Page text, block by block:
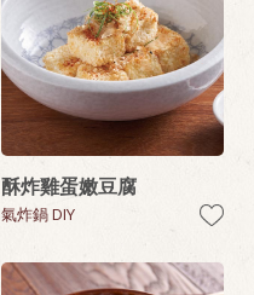
酥炸雞蛋嫩豆腐
氣炸鍋 DIY